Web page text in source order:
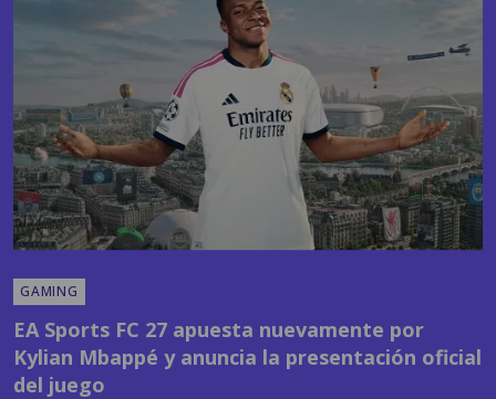
GAMING
EA Sports FC 27 apuesta nuevamente por
Kylian Mbappé y anuncia la presentación oficial
del juego